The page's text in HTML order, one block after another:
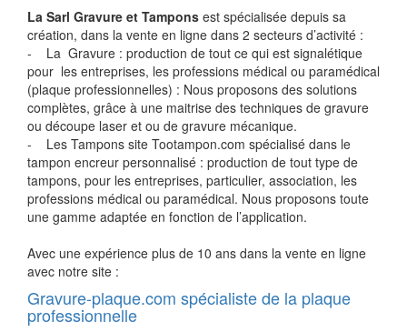
La Sarl Gravure et Tampons est spécialisée depuis sa
création, dans la vente en ligne dans 2 secteurs d’activité :
- La Gravure : production de tout ce qui est signalétique
pour les entreprises, les professions médical ou paramédical
(plaque professionnelles) : Nous proposons des solutions
complètes, grâce à une maitrise des techniques de gravure
ou découpe laser et ou de gravure mécanique.
- Les Tampons site Tootampon.com spécialisé dans le
tampon encreur personnalisé : production de tout type de
tampons, pour les entreprises, particulier, association, les
professions médical ou paramédical. Nous proposons toute
une gamme adaptée en fonction de l’application.
Avec une expérience plus de 10 ans dans la vente en ligne
avec notre site :
Gravure-plaque.com spécialiste de la plaque
professionnelle